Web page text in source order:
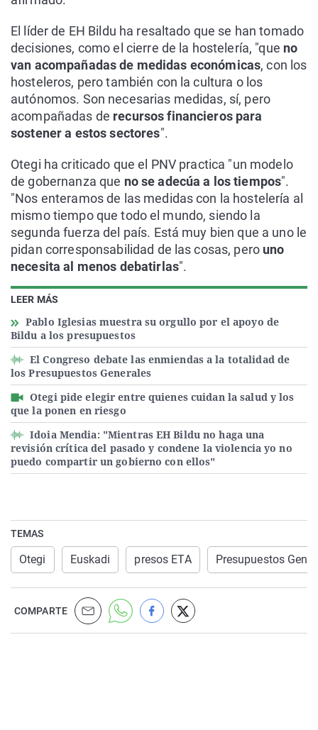
El líder de EH Bildu ha resaltado que se han tomado
decisiones, como el cierre de la hostelería, "que no
van acompañadas de medidas económicas, con los
hosteleros, pero también con la cultura o los
autónomos. Son necesarias medidas, sí, pero
acompañadas de recursos financieros para
sostener a estos sectores".
Otegi ha criticado que el PNV practica "un modelo
de gobernanza que no se adecúa a los tiempos".
"Nos enteramos de las medidas con la hostelería al
mismo tiempo que todo el mundo, siendo la
segunda fuerza del país. Está muy bien que a uno le
pidan corresponsabilidad de las cosas, pero uno
necesita al menos debatirlas".
LEER MÁS
Pablo Iglesias muestra su orgullo por el apoyo de
Bildu a los presupuestos
El Congreso debate las enmiendas a la totalidad de
los Presupuestos Generales
Otegi pide elegir entre quienes cuidan la salud y los
que la ponen en riesgo
Idoia Mendia: "Mientras EH Bildu no haga una
revisión crítica del pasado y condene la violencia yo no
puedo compartir un gobierno con ellos"
TEMAS
Otegi Euskadi presos ETA Presupuestos
COMPARTE